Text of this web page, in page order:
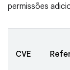
permissões
CVE